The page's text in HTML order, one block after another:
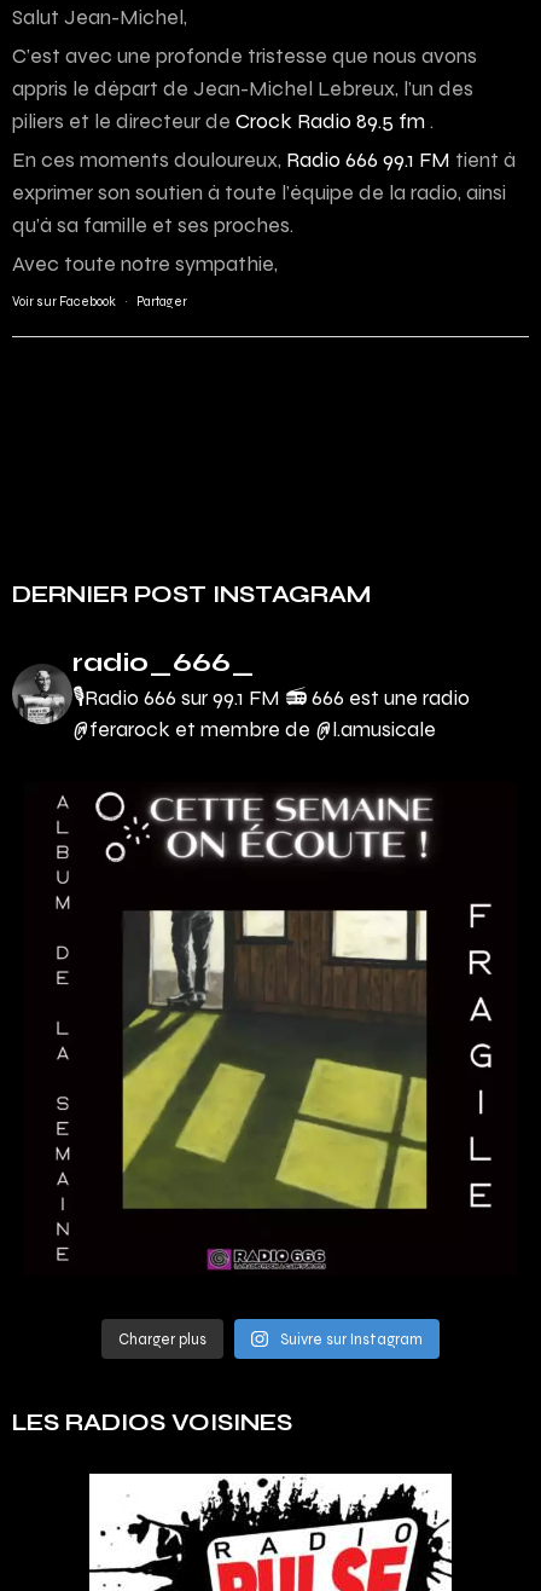
Salut Jean-Michel,
C’est avec une profonde tristesse que nous avons
appris le départ de Jean-Michel Lebreux, l’un des
piliers et le directeur de Crock Radio 89.5 fm .
En ces moments douloureux, Radio 666 99.1 FM tient à
exprimer son soutien à toute l’équipe de la radio, ainsi
qu’à sa famille et ses proches.
Avec toute notre sympathie,
Voir sur Facebook · Partager
DERNIER POST INSTAGRAM
radio_666_
🎙Radio 666 sur 99.1 FM 📻666 est une radio
@ferarock et membre de @l.amusicale
Charger plus Suivre sur Instagram
LES RADIOS VOISINES